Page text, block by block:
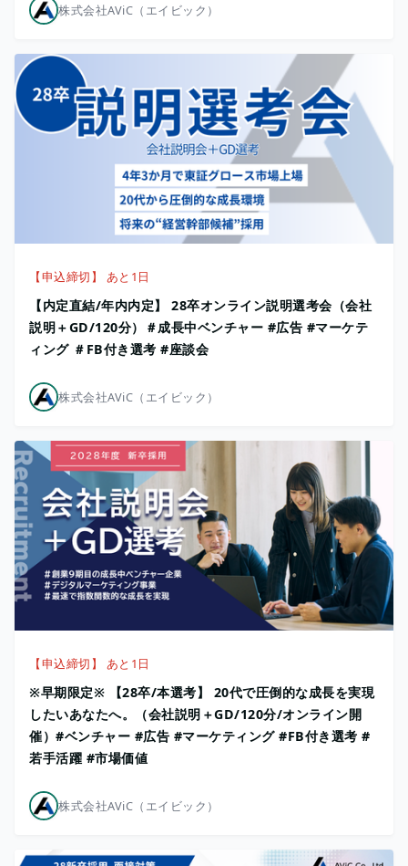
株式会社AViC（エイビック）
【申込締切】 あと1日
【内定直結/年内内定】 28卒オンライン説明選考会（会社
説明＋GD/120分）＃成長中ベンチャー #広告 #マーケテ
ィング ＃FB付き選考 #座談会
株式会社AViC（エイビック）
【申込締切】 あと1日
※早期限定※ 【28卒/本選考】 20代で圧倒的な成長を実現
したいあなたへ。（会社説明＋GD/120分/オンライン開
催）#ベンチャー #広告 #マーケティング #FB付き選考 #
若手活躍 #市場価値
株式会社AViC（エイビック）